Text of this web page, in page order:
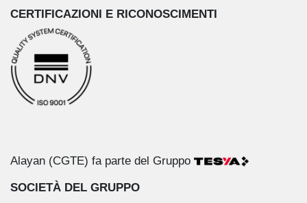
CERTIFICAZIONI E RICONOSCIMENTI
Alayan (CGTE) fa parte del Gruppo
SOCIETÀ DEL GRUPPO